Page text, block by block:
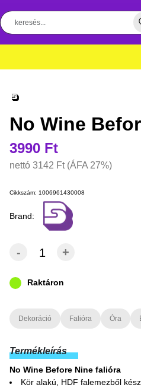
No Wine
3990 Ft
nettó 3142 Ft (ÁFA 27%)
Cikkszám: 1006961430008
Brand:
- +
Raktáron
Dekoráció Falióra Óra
Termékleírás
No Wine Before Nine falióra
Kör alakú, HDF falemezből